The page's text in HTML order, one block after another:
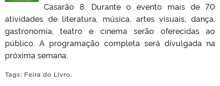
Casarão 8. Durante o evento mais de 70
atividades de literatura, música, artes visuais, dança,
gastronomia, teatro e cinema serão oferecidas ao
público. A programação completa será divulgada na
próxima semana.
Tags: Feira do Livro.